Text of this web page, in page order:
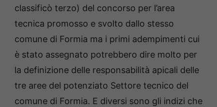
classificò terzo) del concorso per l’area
tecnica promosso e svolto dallo stesso
comune di Formia ma i primi adempimenti cui
è stato assegnato potrebbero dire molto per
la definizione delle responsabilità apicali delle
tre aree del potenziato Settore tecnico del
comune di Formia. E diversi sono gli indizi che